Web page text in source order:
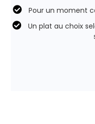
Pour un moment
Un plat au choix